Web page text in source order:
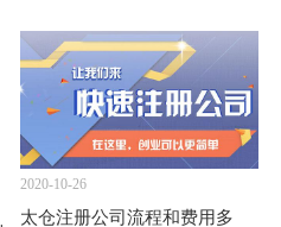
2020-10-26
太仓注册公司流程和费用多